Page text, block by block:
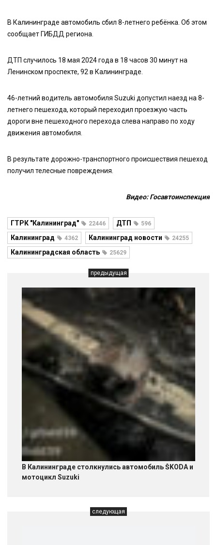
В Калининграде автомобиль сбил 8-летнего ребёнка. Об этом
сообщает ГИБДД региона.
ДТП случилось 18 мая 2024 года в 18 часов 30 минут на
Ленинском проспекте, 92 в Калининграде.
46-летний водитель автомобиля Suzuki допустил наезд на 8-
летнего пешехода, который переходил проезжую часть
дороги вне пешеходного перехода слева направо по ходу
движения автомобиля.
В результате дорожно-транспортного происшествия пешеход
получил телесные повреждения.
Видео: Госавтоинспекция
ГТРК "Калининград" 22446 ДТП 596
Калининград 4362 Калининград новости 24255
Калининградская область 25629
предыдущая
В Калининграде столкнулись автомобиль ŠKODA и
мотоцикл Suzuki
следующая